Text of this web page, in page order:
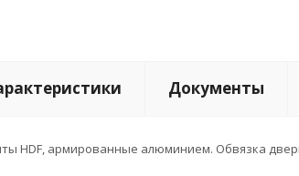
Документы
HDF, армированные алюминием. Обвязка